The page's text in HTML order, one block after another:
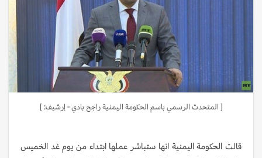
[ المتحدث الرسمي باسم الحكومة اليمنية راجح بادي - إرشيف: ]
قالت الحكومة اليمنية انها ستباشر عملها ابتداء من يوم غد الخميس